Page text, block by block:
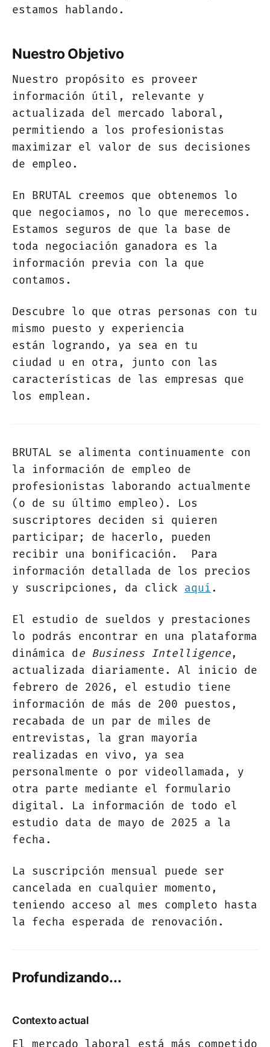
estamos hablando.
Nuestro Objetivo
Nuestro propósito es proveer
información útil, relevante y
actualizada del mercado laboral,
permitiendo a los profesionistas
maximizar el valor de sus decisiones
de empleo.
En BRUTAL creemos que obtenemos lo
que negociamos, no lo que merecemos.
Estamos seguros de que la base de
toda negociación ganadora es la
información previa con la que
contamos.
Descubre lo que otras personas con tu
mismo puesto y experiencia
están logrando, ya sea en tu
ciudad u en otra, junto con las
características de las empresas que
los emplean.
BRUTAL se alimenta continuamente con
la información de empleo de
profesionistas laborando actualmente
(o de su último empleo). Los
suscriptores deciden si quieren
participar; de hacerlo, pueden
recibir una bonificación. Para
información detallada de los precios
y suscripciones, da click aquí.
El estudio de sueldos y prestaciones
lo podrás encontrar en una plataforma
dinámica de Business Intelligence,
actualizada diariamente. Al inicio de
febrero de 2026, el estudio tiene
información de más de 200 puestos,
recabada de un par de miles de
entrevistas, la gran mayoría
realizadas en vivo, ya sea
personalmente o por videollamada, y
otra parte mediante el formulario
digital. La información de todo el
estudio data de mayo de 2025 a la
fecha.
La suscripción mensual puede ser
cancelada en cualquier momento,
teniendo acceso al mes completo hasta
la fecha esperada de renovación.
Profundizando...
Contexto actual
El mercado laboral está más competido